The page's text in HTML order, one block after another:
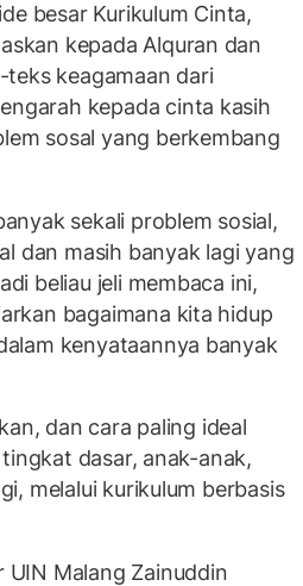
besar Kurikulum Cinta,
kepada Alquran dan
teks keagamaan dari
kepada cinta kasih
sosal yang berkembang
sekali problem sosial,
dan masih banyak lagi yang
beliau jeli membaca ini,
bagaimana kita hidup
kenyataannya banyak
dan cara paling ideal
dasar, anak-anak,
melalui kurikulum berbasis
UIN Malang Zainuddin